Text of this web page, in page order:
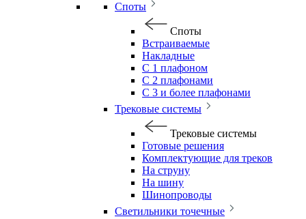
Споты
Споты
Встраиваемые
Накладные
С 1 плафоном
С 2 плафонами
С 3 и более плафонами
Трековые системы
Трековые системы
Готовые решения
Комплектующие для треков
На струну
На шину
Шинопроводы
Светильники точечные